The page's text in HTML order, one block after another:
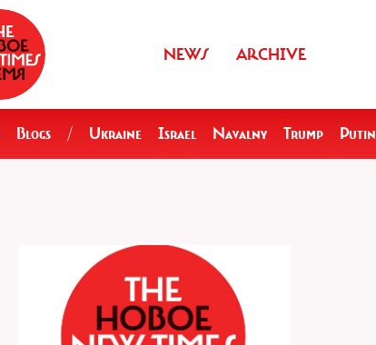
NEWS ARCHIVE
Blogs / Ukraine Israel Navalny Trump Putin